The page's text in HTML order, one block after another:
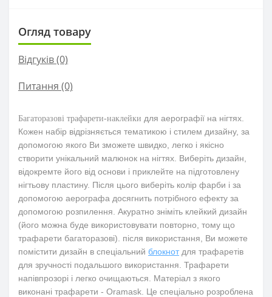
Огляд товару
Відгуків (0)
Питання (0)
Багаторазові трафарети-наклейки для аерографії на нігтях.
Кожен набір відрізняється тематикою і стилем дизайну, за
допомогою якого Ви зможете швидко, легко і якісно
створити унікальний малюнок на нігтях. Виберіть дизайн,
відокремте його від основи і приклейте на підготовлену
нігтьову пластину. Після цього виберіть колір фарби і за
допомогою аерографа досягнить потрібного ефекту за
допомогою розпилення. Акуратно зніміть клейкий дизайн
(його можна буде використовувати повторно, тому що
трафарети багаторазові). після використання, Ви можете
помістити дизайн в спеціальний блокнотдля трафаретів
для зручності подальшого використання. Трафарети
напівпрозорі і легко очищаються. Матеріал з якого
виконані трафарети - Oramask. Це спеціально розроблена